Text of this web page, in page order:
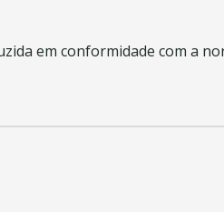
em conformidade com a